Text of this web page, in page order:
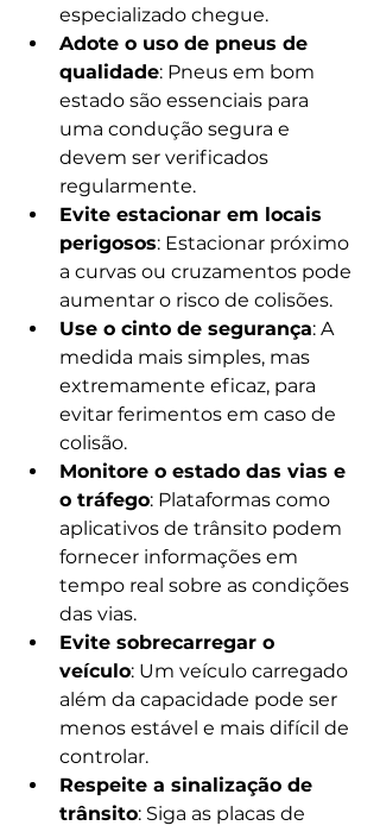
especializado chegue.
Adote o uso de pneus de
qualidade: Pneus em bom
estado são essenciais para
uma condução segura e
devem ser verificados
regularmente.
Evite estacionar em locais
perigosos: Estacionar próximo
a curvas ou cruzamentos pode
aumentar o risco de colisões.
Use o cinto de segurança: A
medida mais simples, mas
extremamente eficaz, para
evitar ferimentos em caso de
colisão.
Monitore o estado das vias e
o tráfego: Plataformas como
aplicativos de trânsito podem
fornecer informações em
tempo real sobre as condições
das vias.
Evite sobrecarregar o
veículo: Um veículo carregado
além da capacidade pode ser
menos estável e mais difícil de
controlar.
Respeite a sinalização de
trânsito: Siga as placas de